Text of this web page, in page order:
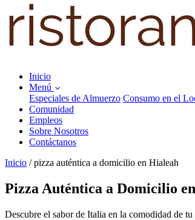
Inicio
Menú
Especiales de Almuerzo Consumo en el
Comunidad
Empleos
Sobre Nosotros
Contáctanos
Inicio / pizza auténtica a domicilio en Hialeah
Pizza Auténtica a Domicilio
Descubre el sabor de Italia en la comodidad de